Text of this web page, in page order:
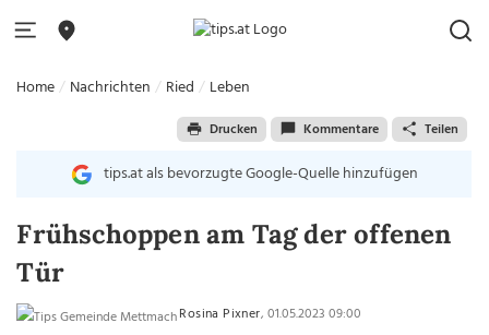
Home Nachrichten Ried Leben
Drucken Kommentare Teilen
tips.at als bevorzugte Google-Quelle hinzufügen
Frühschoppen am Tag der offenen
Tür
Rosina Pixner, 01.05.2023 09:00